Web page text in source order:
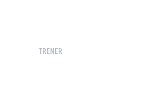
TRENER